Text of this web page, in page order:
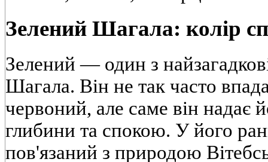
Зелений Шагала: колір
Зелений — один з
Шагала. Він не так часто
червоний, але саме він надає
глибини та спокою. У його
пов'язаний з природою